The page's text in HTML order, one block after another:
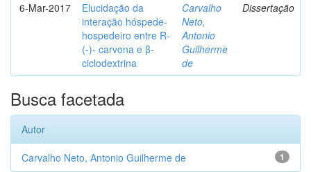
6-Mar-2017
Elucidação da
interação hóspede-
hospedeiro entre R-
(-)- carvona e β-
ciclodextrina
Carvalho
Neto,
Antonio
Guilherme
de
Dissertação
Busca facetada
Autor
1
Carvalho Neto, Antonio Guilherme de